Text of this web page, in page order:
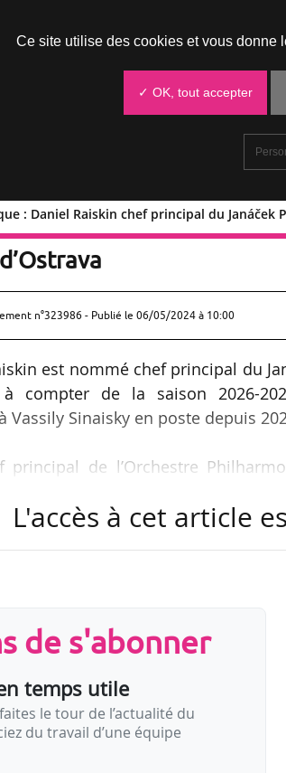
: Daniel Raiskin chef principal du Janáček
: Daniel Raiskin chef
n°323986 - Publié le 06/05/2024 à 10:00
est nommé chef principal du
à compter de la saison 2026-
Vassily Sinaisky en poste depuis
de l’Orchestre
de Belgrade (Serbie)
d’Ostrava State Philharmonic
lieu de résidence est la Maison de
L'accès à cet article
de s'abonner
temps utile
le tour de l’actualité du
du travail d’une équipe
Ce site utilise des cookies et vous donne
✓ OK, tout accepter